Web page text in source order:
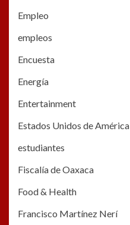
Empleo
empleos
Encuesta
Energía
Entertainment
Estados Unidos de América
estudiantes
Fiscalía de Oaxaca
Food & Health
Francisco Martínez Nerí